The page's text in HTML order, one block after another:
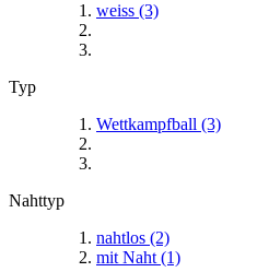
weiss (3)
Typ
Wettkampfball (3)
Nahttyp
nahtlos (2)
mit Naht (1)